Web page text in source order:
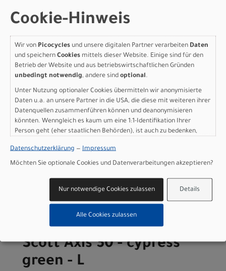
Batterie: PowerTube 540Wh
Ladegerät: 2A Charger
Display: Bosch Purion 200
Gewicht: 28,2 kg
Zulässiges Gesamtgewicht: 160 kg
Herstellerdaten gem. GPSR
Marke SCOTT:
Scott Sports AG Niederlassung Deutschland
85748 Garching-­Hochbrück
+49 (0) 89 898 78 36 ­ 0
Varianten
Scott Axis 30 - cypress
green - L
Cookie-Hinweis
Wir von Picocycles und unsere digitalen Partner verarbeiten Daten
und speichern Cookies mittels dieser Website. Einige sind für den
Betrieb der Website und aus betriebswirtschaftlichen Gründen
unbedingt notwendig, andere sind optional.
Unter Nutzung optionaler Cookies übermitteln wir anonymisierte
Daten u.a. an unsere Partner in die USA, die diese mit weiteren ihrer
Datenquellen zusammenführen können und deanonymisieren
könnten. Wenngleich es kaum um eine 1:1-Identifikation Ihrer
Person geht (eher staatlichen Behörden), ist auch zu bedenken,
sind wie bei uns in der Europäischen Union.
Datenschutzerklärung — Impressum
Möchten Sie optionale Cookies und Datenverarbeitungen akzeptieren?
Details
Nur notwendige Cookies zulassen
Alle Cookies zulassen